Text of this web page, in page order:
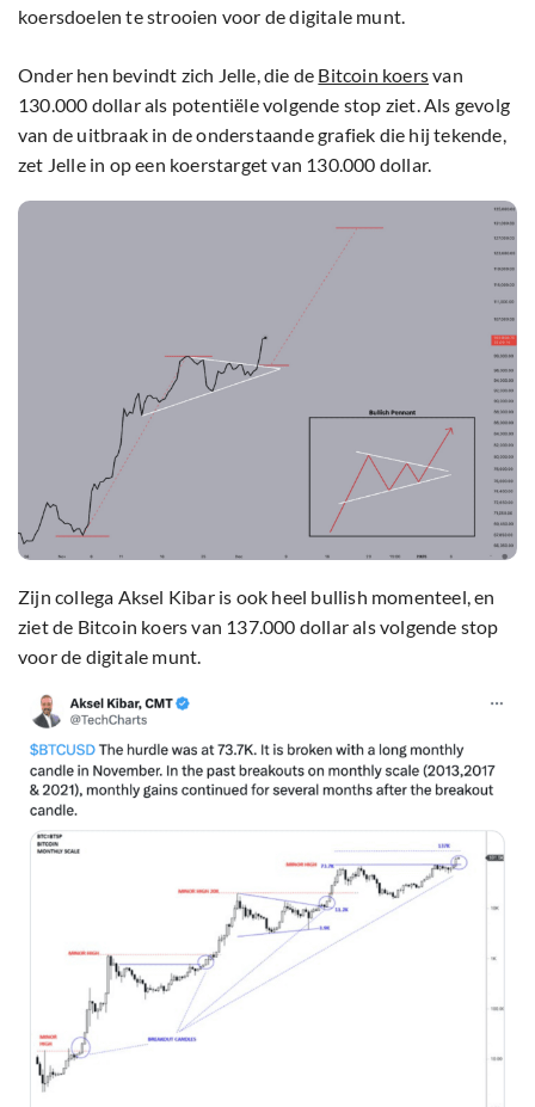
koersdoelen te strooien voor de digitale munt.
Onder hen bevindt zich Jelle, die de Bitcoin koersvan
130.000 dollar als potentiële volgende stop ziet. Als gevolg
van de uitbraak in de onderstaande grafiek die hij tekende,
zet Jelle in op een koerstarget van 130.000 dollar.
Zijn collega Aksel Kibar is ook heel bullish momenteel, en
ziet de Bitcoin koers van 137.000 dollar als volgende stop
voor de digitale munt.